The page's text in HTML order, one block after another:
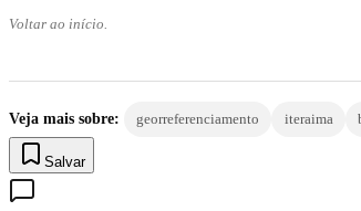
Voltar ao início.
Veja mais sobre: georreferenciamento iteraima
Salvar